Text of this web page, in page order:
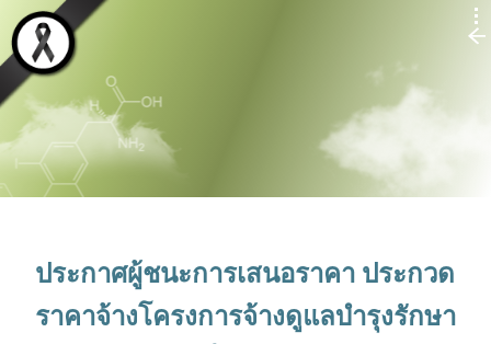
ประกาศผู้ชนะการเสนอราคา ประกวด
ราคาจ้างโครงการจ้างดูแลบำรุงรักษา